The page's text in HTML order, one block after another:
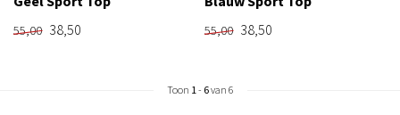
55,00 38,50 55,00 38,50
Toon 1- 6van 6